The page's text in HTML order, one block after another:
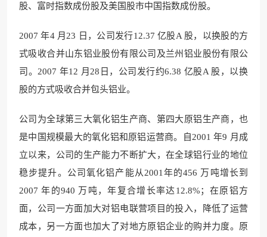
股、富时指数成份股及美国股市中国指数成份股。
2007 年4 月23 日，公司 发行12.37 亿股A 股，以换股的方
式吸收合并山东铝业股份有限公司及兰州铝业股份有限公
司。2007 年12 月28日，公司发行约6.38 亿股A 股，以换
股的方式吸收合并包头铝业。
公司为全球第三大氧化铝生产商、 第四大原铝生产商，也
是中国规模最大的氧化铝和原铝运营商。自2001 年9 月成
立以来，公司的生产能力不断扩大，在全球铝行业的地位
稳步提升。公司氧化铝产能从2001年的456 万吨增长到
2007 年的940 万吨，年复合增长率达12.8%；在原铝方
面，公司一方面加大对铝电联营项目的投入，
降低了运营
成本，另一方面也加大了对地方原铝企业的购并力度。原